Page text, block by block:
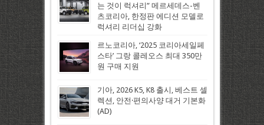
는 것이 럭셔리” 메르세데스-벤
츠코리아, 한정판 에디션 모델로
럭셔리 리더십 강화
르노코리아, ‘2025 코리아세일페
스타’ 그랑 콜레오스 최대 350만
원 구매 지원
기아, 2026 K5, K8 출시, 베스트 셀
렉션, 안전·편의사양 대거 기본화
(AD)